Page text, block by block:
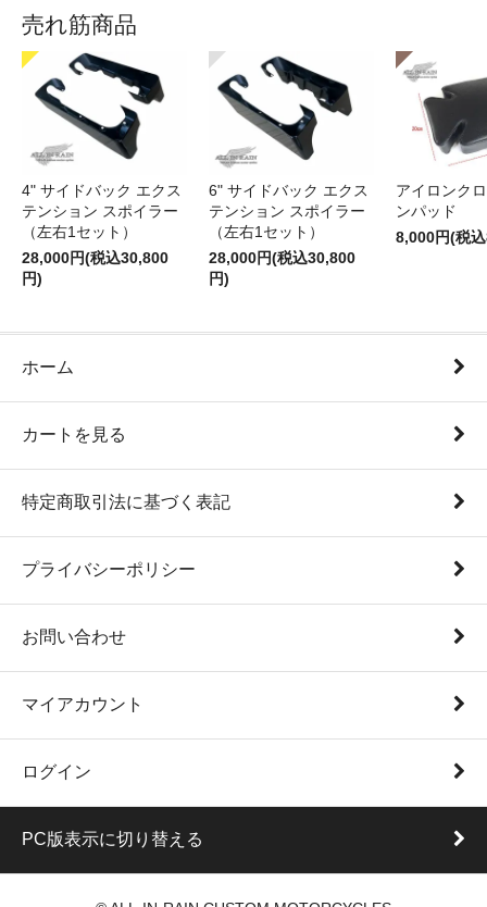
売れ筋商品
4" サイドバック エクス
テンション スポイラー
（左右1セット）
28,000円(税込30,800
円)
6" サイドバック エクス
テンション スポイラー
（左右1セット）
28,000円(税込30,800
円)
アイロンク
ンパッド
8,000円(税
ホーム
カートを見る
特定商取引法に基づく表記
プライバシーポリシー
お問い合わせ
マイアカウント
ログイン
PC版表示に切り替える